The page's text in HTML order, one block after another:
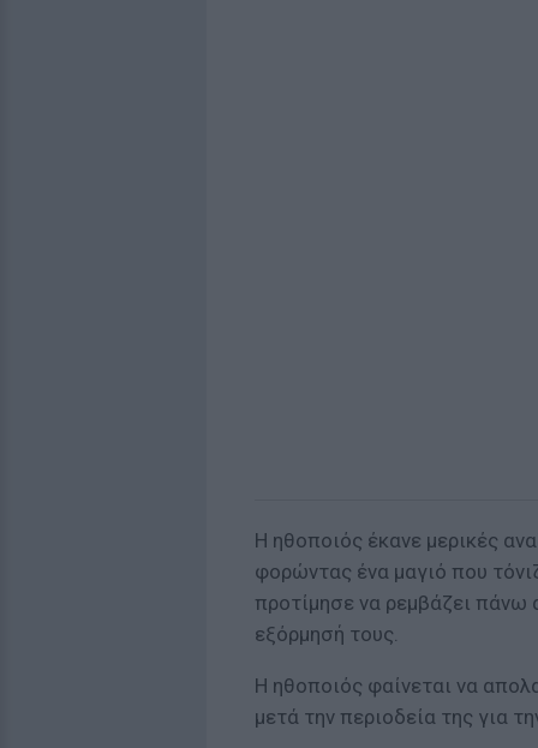
Η ηθοποιός έκανε μερικές
φορώντας ένα μαγιό που
προτίμησε να ρεμβάζει πάνω
εξόρμησή τους.
Η ηθοποιός φαίνεται να
μετά την περιοδεία της για